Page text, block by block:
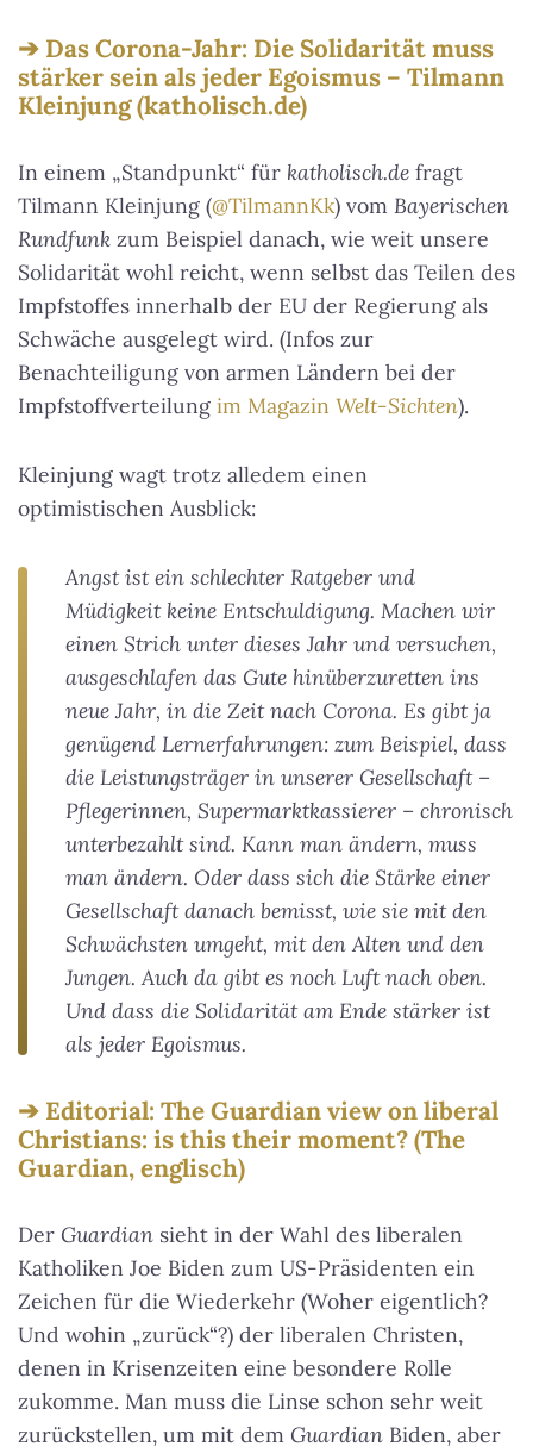
Das Corona-Jahr: Die Solidarität muss
stärker sein als jeder Egoismus – Tilmann
Kleinjung (katholisch.de)
In einem „Standpunkt“ für katholisch.de fragt
Tilmann Kleinjung (@TilmannKk) vom Bayerischen
Rundfunk zum Beispiel danach, wie weit unsere
Solidarität wohl reicht, wenn selbst das Teilen des
Impfstoffes innerhalb der EU der Regierung als
Schwäche ausgelegt wird. (Infos zur
Benachteiligung von armen Ländern bei der
Impfstoffverteilung im Magazin Welt-Sichten).
Kleinjung wagt trotz alledem einen
optimistischen Ausblick:
Angst ist ein schlechter Ratgeber und
Müdigkeit keine Entschuldigung. Machen wir
einen Strich unter dieses Jahr und versuchen,
ausgeschlafen das Gute hinüberzuretten ins
neue Jahr, in die Zeit nach Corona. Es gibt ja
genügend Lernerfahrungen: zum Beispiel, dass
die Leistungsträger in unserer Gesellschaft –
Pflegerinnen, Supermarktkassierer – chronisch
unterbezahlt sind. Kann man ändern, muss
man ändern. Oder dass sich die Stärke einer
Gesellschaft danach bemisst, wie sie mit den
Schwächsten umgeht, mit den Alten und den
Jungen. Auch da gibt es noch Luft nach oben.
Und dass die Solidarität am Ende stärker ist
als jeder Egoismus.
Editorial: The Guardian view on liberal
Christians: is this their moment? (The
Guardian, englisch)
Der Guardian sieht in der Wahl des liberalen
Katholiken Joe Biden zum US-Präsidenten ein
Zeichen für die Wiederkehr (Woher eigentlich?
Und wohin „zurück“?) der liberalen Christen,
denen in Krisenzeiten eine besondere Rolle
zukomme. Man muss die Linse schon sehr weit
zurückstellen, um mit dem Guardian Biden, aber